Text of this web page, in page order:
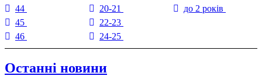
44
45
46
20-21
22-23
24-25
до 2 років
Останні новини